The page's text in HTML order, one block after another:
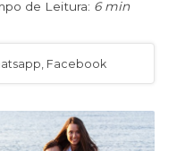
de Leitura: 6 min
Facebook